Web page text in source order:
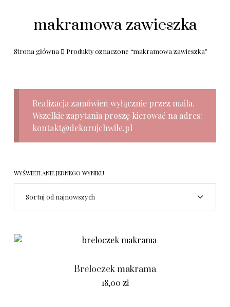
makramowa zawieszka
Strona główna Produkty oznaczone “makramowa zawieszka”
Realizacja zamówień wyłącznie przez maila.
Wszelkie zapytania proszę kierować na adres:
kontakt@dekorujchwile.pl
WYŚWIETLANIE JEDNEGO WYNIKU
Breloczek makrama
18,00 zł